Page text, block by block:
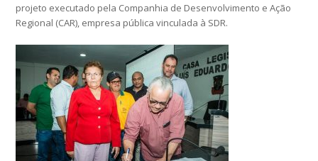
projeto executado pela Companhia de Desenvolvimento e Ação
Regional (CAR), empresa pública vinculada à SDR.